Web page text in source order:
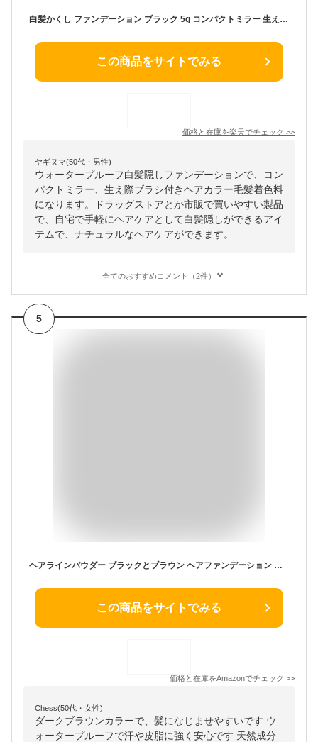
白髪かくし ファンデーション ブラック 5g コンパクトミラー 生え際ブラシ付 ヘアカラー 毛髪着色料 TKMI-009BK【メール便送料無料】TO-PLAN トプラン 白髪隠し ファンデーションタイプ ウォータープルーフ 白髪ぼかし 黒 広範囲 白髪 部分 生え際 東京企画
この商品をサイトでみる
価格と在庫を楽天でチェック >>
ヤギヌマ(50代・男性)
ウォータープルーフ白髪隠しファンデーションで、コン
パクトミラー、生え際ブラシ付きヘアカラー毛髪着色料
になります。ドラッグストアとか市販で買いやすい製品
で、自宅で手軽にヘアケアとして白髪隠しができるアイ
テムで、ナチュラルなヘアケアができます。
全てのおすすめコメント（2件）
5
ヘアラインパウダー ブラックとブラウン ヘアファンデーション 薄毛隠し 白髪隠し 男女兼用 ウォータープルーフ 頭皮に優しい 天然成分 抜け毛カバー 生え際 つむじ 頭頂部 分け目 ナチュラル 長時間持続 ポンポン付き 01# ダークブラウン
この商品をサイトでみる
価格と在庫をAmazonでチェック >>
Chess(50代・女性)
ダークブラウンカラーで、髪になじませやすいです ウ
ォータープルーフで汗や皮脂に強く安心です 天然成分